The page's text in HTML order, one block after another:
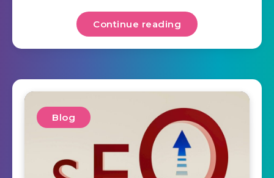
Continue reading
Blog